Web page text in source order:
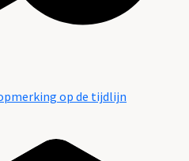
op de tijdlijn